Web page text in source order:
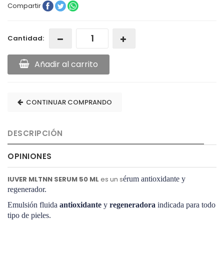
Compartir
Cantidad:
Añadir al carrito
CONTINUAR COMPRANDO
DESCRIPCIÓN
OPINIONES
IUVER MLTNN SERUM 50 ML es un sérum antioxidante y
regenerador.
Emulsión fluida antioxidante y regeneradora indicada para todo
tipo de pieles.